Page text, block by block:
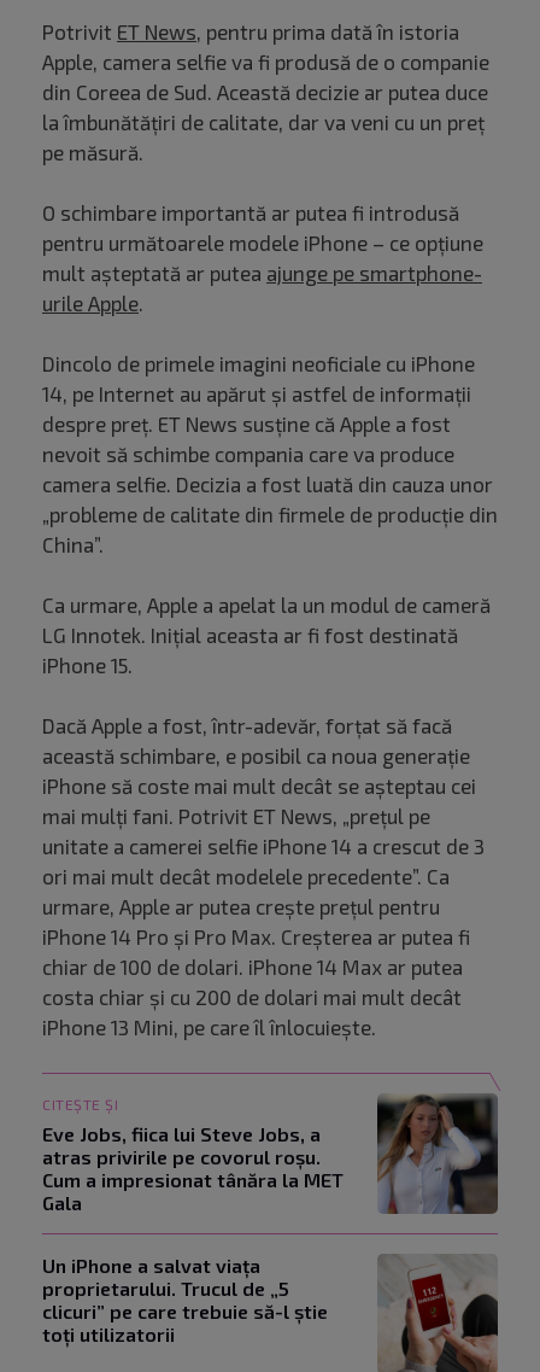
Potrivit ET News, pentru prima dată în istoria
Apple, camera selfie va fi produsă de o companie
din Coreea de Sud. Această decizie ar putea duce
la îmbunătățiri de calitate, dar va veni cu un preț
pe măsură.
O schimbare importantă ar putea fi introdusă
pentru următoarele modele iPhone – ce opțiune
mult așteptată ar putea ajunge pe smartphone-
urile Apple.
Dincolo de primele imagini neoficiale cu iPhone
14, pe Internet au apărut și astfel de informații
despre preț. ET News susține că Apple a fost
nevoit să schimbe compania care va produce
camera selfie. Decizia a fost luată din cauza unor
„probleme de calitate din firmele de producție din
China”.
Ca urmare, Apple a apelat la un modul de cameră
LG Innotek. Inițial aceasta ar fi fost destinată
iPhone 15.
Dacă Apple a fost, într-adevăr, forțat să facă
această schimbare, e posibil ca noua generație
iPhone să coste mai mult decât se așteptau cei
mai mulți fani. Potrivit ET News, „prețul pe
unitate a camerei selfie iPhone 14 a crescut de 3
ori mai mult decât modelele precedente”. Ca
urmare, Apple ar putea crește prețul pentru
iPhone 14 Pro și Pro Max. Creșterea ar putea fi
chiar de 100 de dolari. iPhone 14 Max ar putea
costa chiar și cu 200 de dolari mai mult decât
iPhone 13 Mini, pe care îl înlocuiește.
CITEȘTE ȘI
Eve Jobs, fiica lui Steve Jobs, a
atras privirile pe covorul roșu.
Cum a impresionat tânăra la MET
Gala
Un iPhone a salvat viața
proprietarului. Trucul de „5
clicuri” pe care trebuie să-l știe
toți utilizatorii